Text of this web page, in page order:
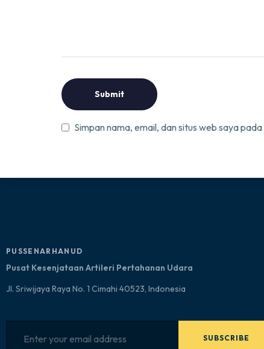
Simpan nama, email, dan situs web saya
PUSSENARHANUD
Pusat Kesenjataan Artileri Pertahanan Udara
Jl. Sriwijaya Raya No. 1 Cimahi 40523, Indonesia
SUBSCRIBE